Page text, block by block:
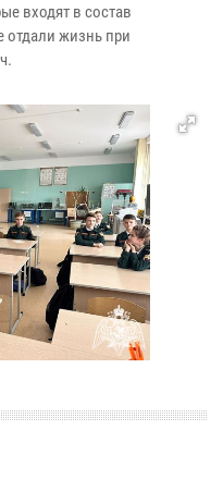
входят в состав
отдали жизнь при